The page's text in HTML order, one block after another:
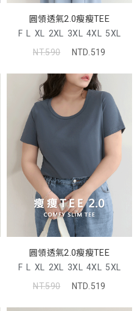
圓領透氣2.0瘦瘦TEE
F L XL 2XL 3XL 4XL 5XL
NT.590
NTD.519
圓領透氣2.0瘦瘦TEE
F L XL 2XL 3XL 4XL 5XL
NT.590
NTD.519